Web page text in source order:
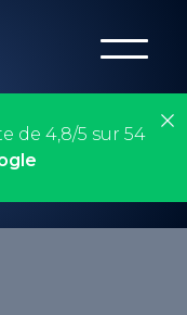
de 4,8/5 sur 54